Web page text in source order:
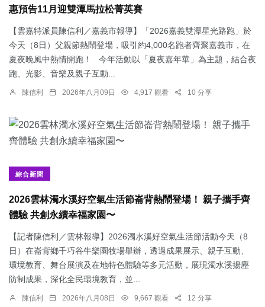
惠預告11月迎雙潭馬拉松菁英賽
【雲嘉特派員陳信利／嘉義市報導】「2026嘉義雙潭星光路跑」於
今天（8日）父親節熱鬧登場，吸引約4,000名跑者齊聚嘉義市，在
夏夜晚風中熱情開跑！ 今年活動以「夏夜嘉年華」為主題，結合夜
跑、光影、音樂及親子互動...
陳信利 2026年八月09日 4,917 觀看 10 分享
綜合新聞
2026雲林濁水溪好空氣生活節崙背熱鬧登場！ 親子攜手齊
體驗 共創永續幸福家園〜
【記者陳信利／雲林報導】2026濁水溪好空氣生活節活動今天（8
日）在崙背鄉千巧谷牛樂園牧場舉辦，透過成果展示、親子互動、
環境教育、舞台展演及在地特色體驗等多元活動，展現濁水溪揚塵
防制成果，深化全民環境教育，並...
陳信利 2026年八月08日 9,667 觀看 12 分享